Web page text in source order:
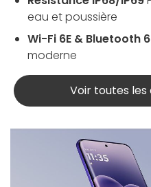
eau et poussière
Wi-Fi 6E & Bluetooth
moderne
Voir toutes